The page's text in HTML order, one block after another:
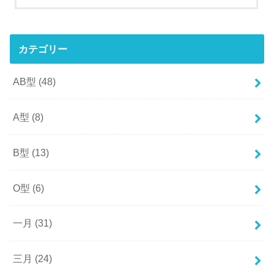
カテゴリー
AB型 (48)
A型 (8)
B型 (13)
O型 (6)
一月 (31)
三月 (24)